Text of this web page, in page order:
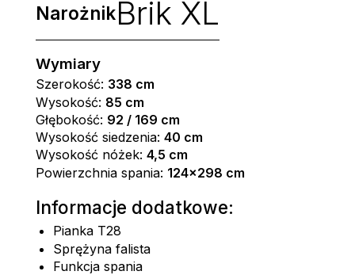
NarożnikBrik XL
Wymiary
Szerokość: 338 cm
Wysokość: 85 cm
Głębokość: 92 / 169 cm
Wysokość siedzenia: 40 cm
Wysokość nóżek: 4,5 cm
Powierzchnia spania: 124x298 cm
Informacje dodatkowe:
Pianka T28
Sprężyna falista
Funkcja spania